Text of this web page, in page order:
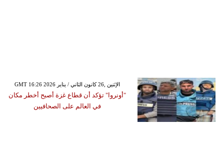
GMT 16:26 2026 الإثنين ,26 كانون الثاني / يناير
"أونروا" تؤكد أن قطاع غزة أصبح أخطر مكان
في العالم على الصحافيين